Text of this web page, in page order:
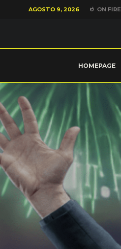
AGOSTO 9, 2026 ON FIRE
HOMEPAGE